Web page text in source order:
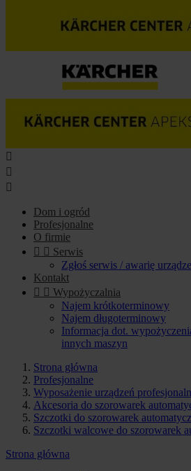



Dom i ogród
Profesjonalne
O firmie
  Serwis
Zgłoś serwis / awarię
Kontakt
  Wypożyczalnia
Najem krótkoterminowy
Najem długoterminowy
Informacja dot.
innych maszyn
Strona główna
Profesjonalne
Wyposażenie urządzeń
Akcesoria do szorowarek
Szczotki do szorowarek
Szczotki walcowe do szorowarek
Strona główna